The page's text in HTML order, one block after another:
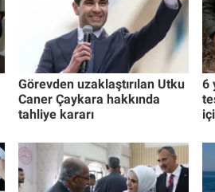
Görevden uzaklaştırılan Utku
Caner Çaykara hakkında
tahliye kararı
6